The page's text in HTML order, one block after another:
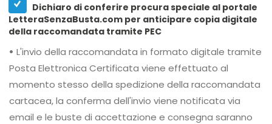
Dichiaro di conferire procura speciale al portale
LetteraSenzaBusta.com per anticipare copia digitale
della raccomandata tramite PEC
• L'invio della raccomandata in formato digitale tramite
Posta Elettronica Certificata viene effettuato al
momento stesso della spedizione della raccomandata
cartacea, la conferma dell'invio viene notificata via
email e le buste di accettazione e consegna saranno